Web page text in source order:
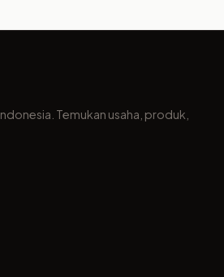
Temukan usaha, produk,